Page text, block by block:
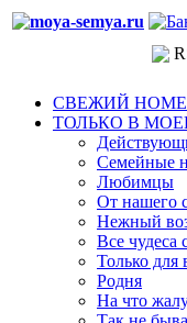
СВЕЖИЙ
ТОЛЬКО В
Семейные
Любимцы
От нашего
Нежный
Все чудеса
Только для
Родня
На что